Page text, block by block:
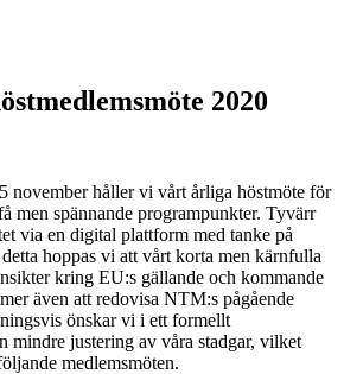
2020
november håller vi vårt årliga höstmöte för
men spännande programpunkter. Tyvärr
via en digital plattform med tanke på
hoppas vi att vårt korta men kärnfulla
kring EU:s gällande och kommande
även att redovisa NTM:s pågående
önskar vi i ett formellt
mindre justering av våra stadgar, vilket
medlemsmöten.